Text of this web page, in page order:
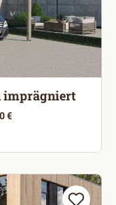
imprägniert
€